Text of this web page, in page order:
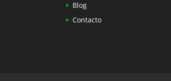
Blog
Contacto